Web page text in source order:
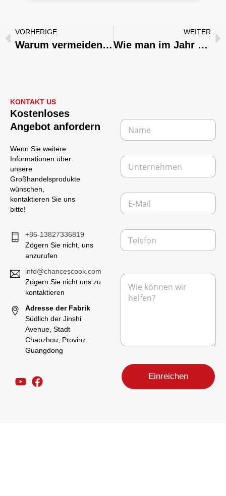
VORHERIGE
Warum vermeiden Köche Antihaft-Pfannen in Profi-Küchen?
WEITER
Wie man im Jahr 2026 hochwertiges Camping-Kochgeschirr aus China bezieht
KONTAKT US
Kostenloses
Angebot anfordern
Wenn Sie weitere
Informationen über
unsere
Großhandelsprodukte
wünschen,
kontaktieren Sie uns
bitte!
+86-13827336819
Zögern Sie nicht, uns
anzurufen
info@chancescook.com
Zögern Sie nicht uns zu
kontaktieren
Adresse der Fabrik
Südlich der Jinshi
Avenue, Stadt
Chaozhou, Provinz
Guangdong
o
N
c
r
c
t
-
a
N
m
*U
t
r
n
e
h
m
e
E
M
i
l
*
T
l
f
oN
h
Einreichen